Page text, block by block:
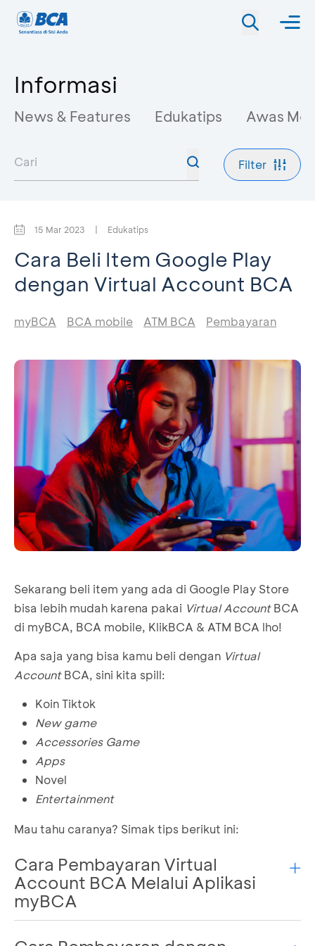
Informasi
News & Features Edukatips Awas
Filter
15 Mar 2023 | Edukatips
Cara Beli Item Google Play
dengan Virtual Account BCA
myBCA BCA mobile ATM BCA Pembayaran
Sekarang beli item yang ada di Google Play Store
bisa lebih mudah karena pakai Virtual AccountBCA
di myBCA, BCA mobile, KlikBCA & ATM BCA lho!
Apa saja yang bisa kamu beli dengan Virtual
AccountBCA, sini kita spill:
Koin Tiktok
New game
Accessories Game
Apps
Novel
Entertainment
Mau tahu caranya? Simak tips berikut ini:
Cara Pembayaran Virtual
Account BCA Melalui Aplikasi
myBCA
PilihNew Game/AccessoriesGame